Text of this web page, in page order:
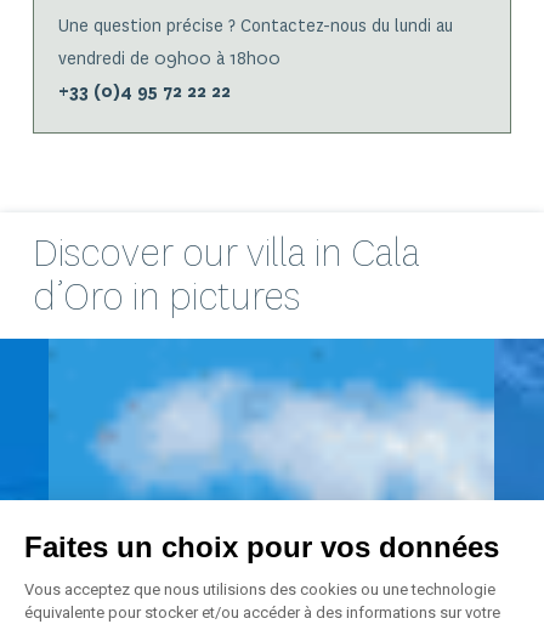
Une question précise ? Contactez-nous du lundi au
vendredi de 09h00 à 18h00
+33 (0)4 95 72 22 22
Discover ourvilla in Cala
d’Oro in pictures
Faites un choix pour vos données
Vous acceptez que nous utilisions des cookies ou une technologie
équivalente pour stocker et/ou accéder à des informations sur votre